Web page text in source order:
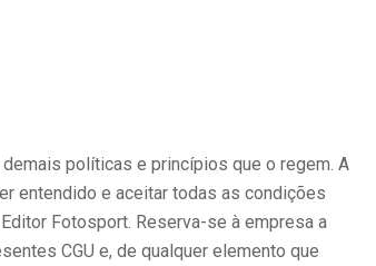
políticas e princípios que o regem. A
entendido e aceitar todas as condições
Fotosport. Reserva-se à empresa a
CGU e, de qualquer elemento que